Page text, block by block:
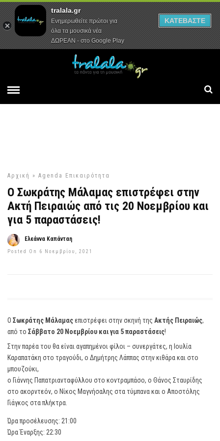
Αρχική Συνεντεύξεις Ρεπορτάζ
Αρχική » Agenda Επικαιρότητα
Ο Σωκράτης Μάλαμας επιστρέφει στην
Ακτή Πειραιώς από τις 20 Νοεμβρίου και
για 5 παραστάσεις!
Ελεάννα Καπάνταη
Posted On 6 Νοεμβρίου, 2021
Ο Σωκράτης Μάλαμαςεπιστρέφει στην σκηνή της Ακτής Πειραιώς,
από το Σάββατο 20 Νοεμβρίου και για 5 παραστάσεις!
Στην παρέα του θα είναι αγαπημένοι φίλοι – συνεργάτες, η Ιουλία
Καραπατάκη στο τραγούδι, ο Δημήτρης Λάππας στην κιθάρα και στο
μπουζούκι,
ο Γιάννης Παπατριανταφύλλου στο κοντραμπάσο, ο Θάνος Σταυρίδης
στο ακορντεόν, ο Νίκος Μαγνήσαλης στα τύμπανα και ο Αποστόλης
Γιάγκος στα πλήκτρα.
Ώρα προσέλευσης: 21:00
Ώρα Έναρξης: 22:30
tralala.gr
Ενημερωθείτε πρώτοι για
όλα τα μουσικά νέα
ΔΩΡΕΑΝ - στο Google Play
ΚΑΤΕΒΑΣΤΕ